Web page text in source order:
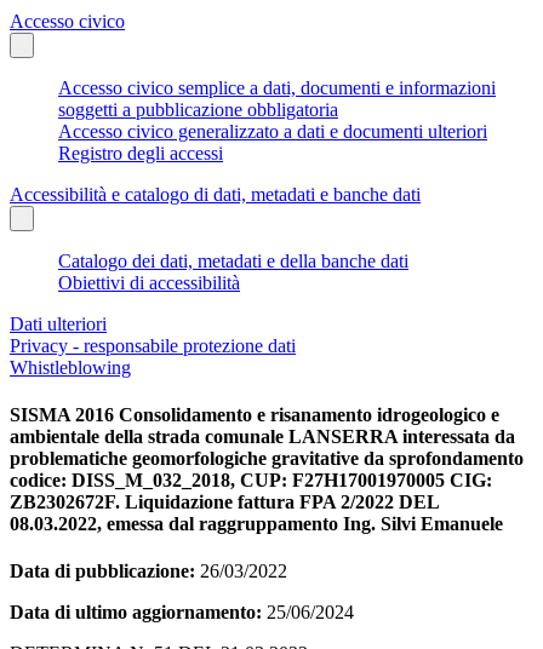
Accesso civico
Accesso civico semplice a dati, documenti e informazioni
soggetti a pubblicazione obbligatoria
Accesso civico generalizzato a dati e documenti ulteriori
Registro degli accessi
Accessibilità e catalogo di dati, metadati e banche dati
Catalogo dei dati, metadati e della banche dati
Obiettivi di accessibilità
Dati ulteriori
Privacy - responsabile protezione dati
Whistleblowing
SISMA 2016 Consolidamento e risanamento idrogeologico e
ambientale della strada comunale LANSERRA interessata da
problematiche geomorfologiche gravitative da sprofondamento
codice: DISS_M_032_2018, CUP: F27H17001970005 CIG:
ZB2302672F. Liquidazione fattura FPA 2/2022 DEL
08.03.2022, emessa dal raggruppamento Ing. Silvi Emanuele
Data di pubblicazione: 26/03/2022
Data di ultimo aggiornamento: 25/06/2024